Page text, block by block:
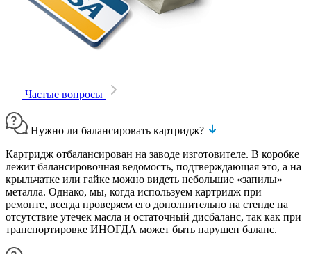
Частые вопросы
Нужно ли балансировать картридж?
Картридж отбалансирован на заводе изготовителе. В коробке
лежит балансировочная ведомость, подтверждающая это, а на
крыльчатке или гайке можно видеть небольшие «запилы»
металла. Однако, мы, когда используем картридж при
ремонте, всегда проверяем его дополнительно на стенде на
отсутствие утечек масла и остаточный дисбаланс, так как при
транспортировке ИНОГДА может быть нарушен баланс.